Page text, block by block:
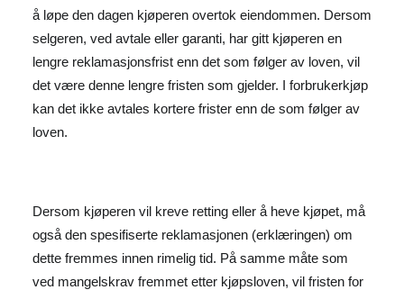
å løpe den dagen kjøperen overtok eiendommen. Dersom
selgeren, ved avtale eller garanti, har gitt kjøperen en
lengre reklamasjonsfrist enn det som følger av loven, vil
det være denne lengre fristen som gjelder. I forbrukerkjøp
kan det ikke avtales kortere frister enn de som følger av
loven.
Dersom kjøperen vil kreve retting eller å heve kjøpet, må
også den spesifiserte reklamasjonen (erklæringen) om
dette fremmes innen rimelig tid. På samme måte som
ved mangelskrav fremmet etter kjøpsloven, vil fristen for